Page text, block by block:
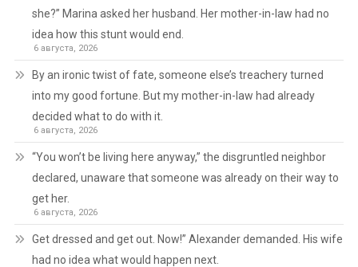
she?” Marina asked her husband. Her mother-in-law had no
idea how this stunt would end.
6 августа, 2026
By an ironic twist of fate, someone else’s treachery turned
into my good fortune. But my mother-in-law had already
decided what to do with it.
6 августа, 2026
“You won’t be living here anyway,” the disgruntled neighbor
declared, unaware that someone was already on their way to
get her.
6 августа, 2026
Get dressed and get out. Now!” Alexander demanded. His wife
had no idea what would happen next.